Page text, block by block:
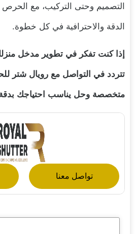
التصميم وحتى التركيب، مع
الدقة والاحترافية في كل خطوة.
إذا كنت تفكر في تطوير مدخل
تتردد في التواصل مع رويال شتر
متخصصة وحل يناسب احتياجك
تواصل معنا